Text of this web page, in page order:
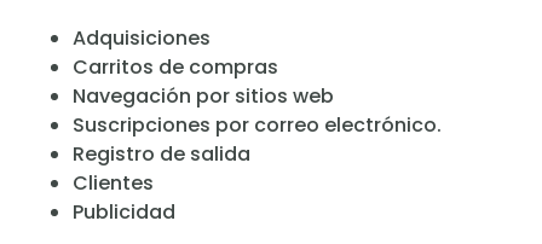
Adquisiciones
Carritos de compras
Navegación por sitios web
Suscripciones por correo electrónico.
Registro de salida
Clientes
Publicidad